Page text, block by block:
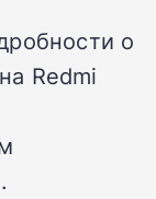
о
Redmi
.